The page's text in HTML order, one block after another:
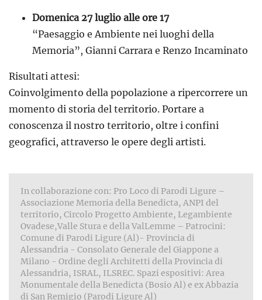
Domenica 27 luglio alle ore 17
“Paesaggio e Ambiente nei luoghi della
Memoria”, Gianni Carrara e Renzo Incaminato
Risultati attesi:
Coinvolgimento della popolazione a ripercorrere un
momento di storia del territorio. Portare a
conoscenza il nostro territorio, oltre i confini
geografici, attraverso le opere degli artisti.
In collaborazione con: Pro Loco di Parodi Ligure –
Associazione Memoria della Benedicta, ANPI del
territorio, Circolo Progetto Ambiente, Legambiente
Ovadese,Valle Stura e della ValLemme – Patrocini:
Comune di Parodi Ligure (Al)- Provincia di
Alessandria - Consolato Generale del Giappone a
Milano - Ordine degli Architetti della Provincia di
Alessandria, ISRAL, ILSREC. Spazi espositivi: Area
Monumentale della Benedicta (Bosio Al) e ex Abbazia
di San Remigio (Parodi Ligure Al)